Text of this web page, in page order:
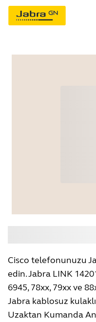
Cisco telefonunuzu
edin. Jabra LINK
6945, 78xx, 79xx ve
Jabra kablosuz
Uzaktan Kumanda